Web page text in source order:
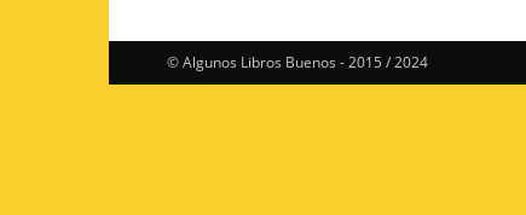
© Algunos Libros Buenos - 2015 / 2024